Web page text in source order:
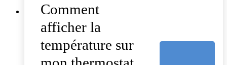
Comment
afficher la
température sur